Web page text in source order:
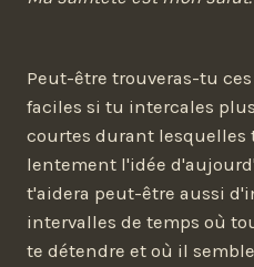
Peut-être trouveras-tu
faciles si tu intercales
courtes durant lesquelles
lentement l'idée
t'aidera peut-être aussi
intervalles de temps où
te détendre et où il